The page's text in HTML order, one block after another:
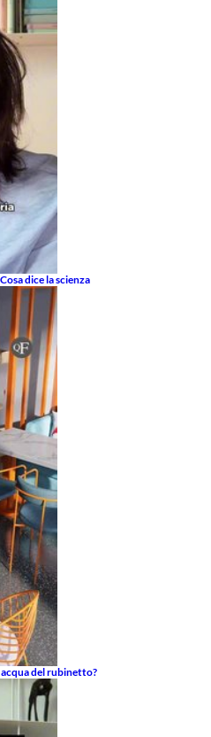
dice la scienza
del rubinetto?